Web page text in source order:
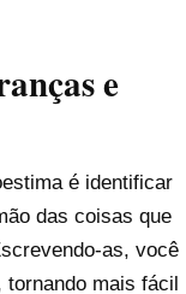
e
é identificar
das coisas que
as, você
mais fácil